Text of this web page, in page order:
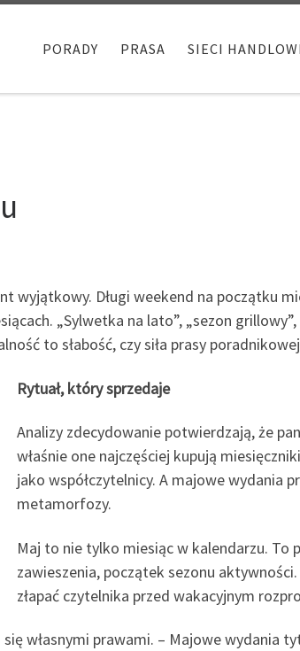
PORADY PRASA SIECI
wyjątkowy. Długi weekend na początku
„Sylwetka na lato”, „sezon
to słabość, czy siła prasy
Rytuał, który sprzedaje
Analizy zdecydowanie potwierdzają, że
właśnie one najczęściej kupują
jako współczytelnicy. A majowe wydania
metamorfozy.
Maj to nie tylko miesiąc w kalendarzu. To
zawieszenia, początek sezonu
złapać czytelnika przed wakacyjnym
własnymi prawami. – Majowe wydania